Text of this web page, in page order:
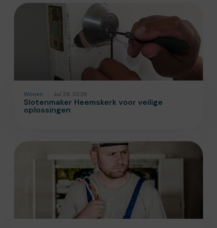
Wonen Jul 29, 2026
Slotenmaker Heemskerk voor veilige
oplossingen